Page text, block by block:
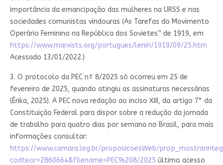
importância da emancipação das mulheres na URSS e nas
sociedades comunistas vindouras (As Tarefas do Movimento
Operário Feminino na República dos Sovietes” de 1919, em
https://www.marxists.org/portugues/lenin/1919/09/25.htm
Acessado 13/01/2022.)
3. O protocolo da PEC nº 8/2025 só ocorreu em 25 de
fevereiro de 2025, quando atingiu as assinaturas necessárias
(Érika, 2025). A PEC nova redação ao inciso XIII, do artigo 7° da
Constituição Federal para dispor sobre a redução da jornada
de trabalho para quatro dias por semana no Brasil, para mais
informações consultar:
https://www.camara.leg.br/proposicoesWeb/
codteor=2860664&filename=PEC%208/2025 último acesso